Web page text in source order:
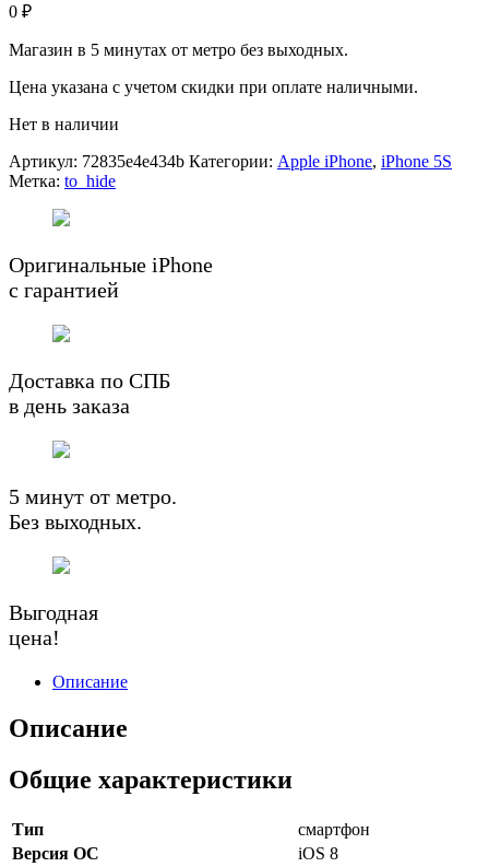
0 ₽
Магазин в 5 минутах от метро без выходных.
Цена указана с учетом скидки при оплате наличными.
Нет в наличии
Артикул: 72835e4e434b Категории: Apple iPhone, iPhone 5S
Метка: to_hide
Оригинальные iPhone
с гарантией
Доставка по СПБ
в день заказа
5 минут от метро.
Без выходных.
Выгодная
цена!
Описание
Описание
Общие характеристики
Тип
смартфон
Версия ОС
iOS 8